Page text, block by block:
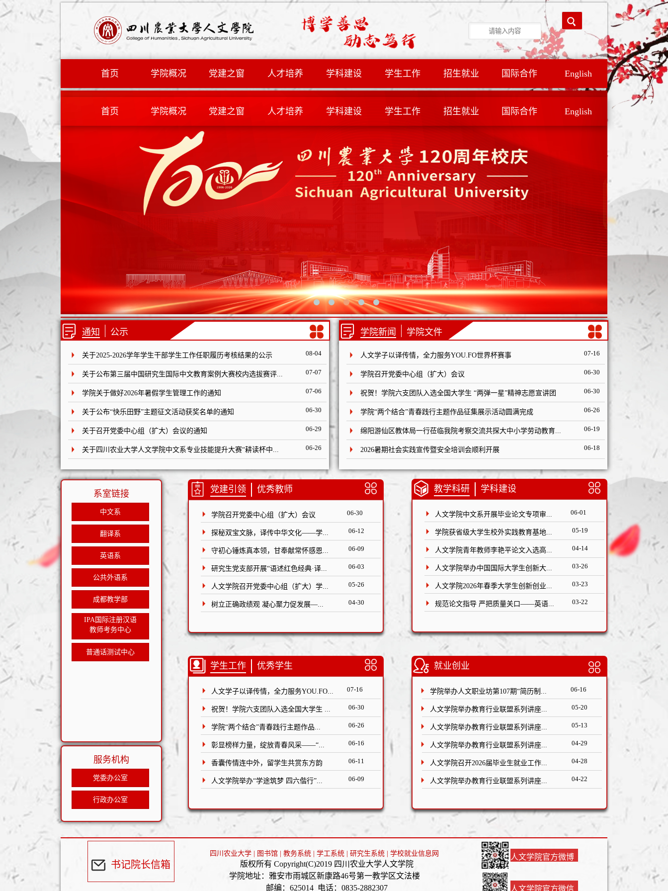
首页 学院概况 党建之窗 人才培养 学科建设 学生工作 招生就业 国际合作 English
首页 学院概况 党建之窗 人才培养 学科建设 学生工作 招生就业 国际合作 English
通知 公示
08-04
关于2025-2026学年学生干部学生工作任职履历考核结果的公示
07-07
关于公布第三届中国研究生国际中文教育案例大赛校内选拔赛评...
07-06
学院关于做好2026年暑假学生管理工作的通知
06-30
关于公布“快乐田野”主题征文活动获奖名单的通知
06-29
关于召开党委中心组（扩大）会议的通知
06-26
关于四川农业大学人文学院中文系专业技能提升大赛“耕读杯中...
学院新闻 学院文件
07-16
人文学子以译传情，全力服务YOU.FO世界杯赛事
06-30
学院召开党委中心组（扩大）会议
06-30
祝贺！学院六支团队入选全国大学生 “两弹一星”精神志愿宣讲团
06-26
学院“两个结合”青春践行主题作品征集展示活动圆满完成
06-19
绵阳游仙区教体局一行莅临我院考察交流共探大中小学劳动教育...
06-18
2026暑期社会实践宣传暨安全培训会顺利开展
系室链接
中文系
翻译系
英语系
公共外语系
成都教学部
IPA国际注册汉语
教师考务中心
普通话测试中心
服务机构
党委办公室
行政办公室
党建引领 优秀教师
学院召开党委中心组（扩大）会议 06-30
探秘双宝文脉，译传中华文化——学... 06-12
守初心锤炼真本领，甘奉献常怀感恩... 06-09
研究生党支部开展“语述红色经典·译... 06-03
人文学院召开党委中心组（扩大）学... 05-26
树立正确政绩观 凝心聚力促发展—... 04-30
教学科研 学科建设
人文学院中文系开展毕业论文专项审... 06-01
学院获省级大学生校外实践教育基地... 05-19
人文学院青年教师李艳平论文入选高... 04-14
人文学院举办中国国际大学生创新大... 03-26
人文学院2026年春季大学生创新创业... 03-23
规范论文指导 严把质量关口——英语... 03-22
学生工作 优秀学生
人文学子以译传情，全力服务YOU.FO... 07-16
祝贺！学院六支团队入选全国大学生 ... 06-30
学院“两个结合”青春践行主题作品... 06-26
彰显榜样力量，绽放青春风采——“... 06-16
香囊传情连中外，留学生共赏东方韵 06-11
人文学院举办“学途筑梦 四六偕行”... 06-09
就业创业
学院举办人文职业坊第107期“简历制... 06-16
人文学院举办教育行业联盟系列讲座... 05-20
人文学院举办教育行业联盟系列讲座... 05-13
人文学院举办教育行业联盟系列讲座... 04-29
人文学院召开2026届毕业生就业工作... 04-28
人文学院举办教育行业联盟系列讲座... 04-22
书记院长信箱
四川农业大学 图书馆 教务系统 学工系统 研究生系统 学校就业信息网
版权所有 Copyright(C)2019 四川农业大学人文学院
学院地址：雅安市雨城区新康路46号第一教学区文法楼
邮编：625014 电话：0835-2882307
人文学院官方微博
人文学院官方微信